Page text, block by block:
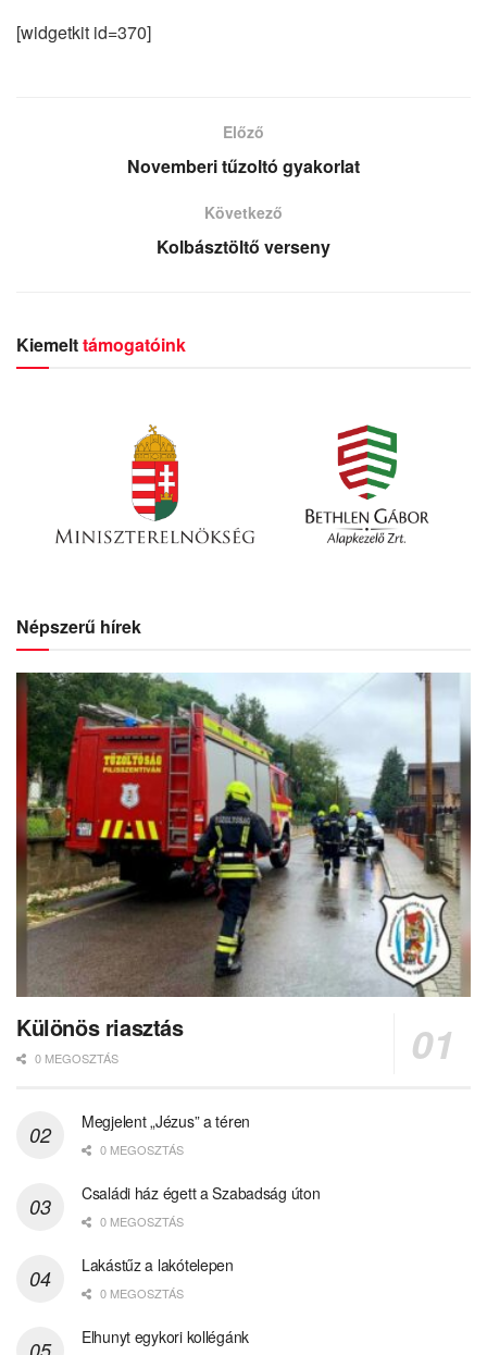
[widgetkit id=370]
Előző
Novemberi tűzoltó gyakorlat
Következő
Kolbásztöltő verseny
Kiemelttámogatóink
Népszerű hírek
Különös riasztás
0 MEGOSZTÁS
Megjelent „Jézus” a téren
0 MEGOSZTÁS
Családi ház égett a Szabadság úton
0 MEGOSZTÁS
Lakástűz a lakótelepen
0 MEGOSZTÁS
Elhunyt egykori kollégánk